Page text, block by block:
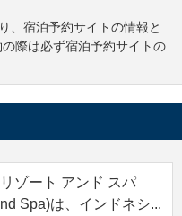
、宿泊予約サイトの情報と
際は必ず宿泊予約サイトの
ゾート アンド スパ
Spa)は、インドネシ...